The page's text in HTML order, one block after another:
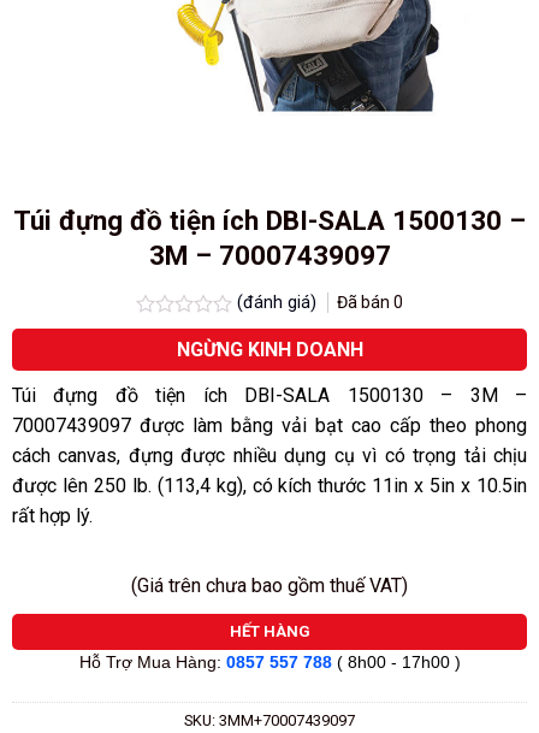
Túi đựng đồ tiện ích DBI-SALA 1500130 –
3M – 70007439097
Được
hạng
0.0
sao
(đánh giá) Đã bán0
NGỪNG KINH DOANH
Túi đựng đồ tiện ích DBI-SALA 1500130 – 3M –
70007439097 được làm bằng vải bạt cao cấp theo phong
cách canvas, đựng được nhiều dụng cụ vì có trọng tải chịu
được lên 250 lb. (113,4 kg), có kích thước 11in x 5in x 10.5in
rất hợp lý.
(Giá trên chưa bao gồm thuế VAT)
HẾT HÀNG
Hỗ Trợ Mua Hàng: 0857 557 788 ( 8h00 - 17h00 )
SKU: 3MM+70007439097